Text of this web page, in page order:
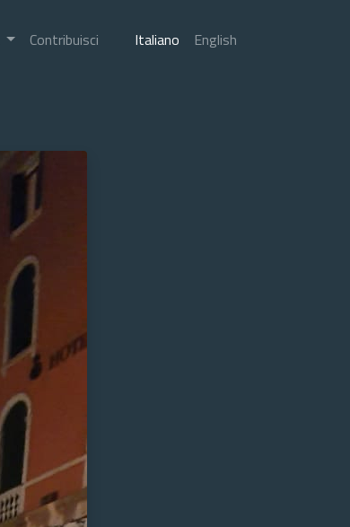
Contribuisci Italiano English